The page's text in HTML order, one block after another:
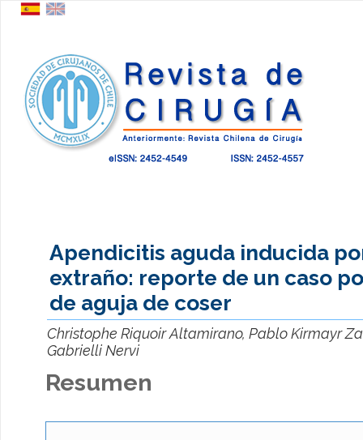
Apendicitis aguda inducida
extraño: reporte de un caso
de aguja de coser
Christophe Riquoir Altamirano, Pablo Kirmayr
Gabrielli Nervi
Resumen